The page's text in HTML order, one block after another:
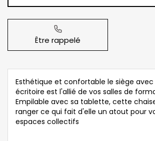
Être rappelé
Esthétique et confortable le siège
écritoire est l'allié de vos salles de
Empilable avec sa tablette, cette
ranger ce qui fait d'elle un atout pour
espaces collectifs